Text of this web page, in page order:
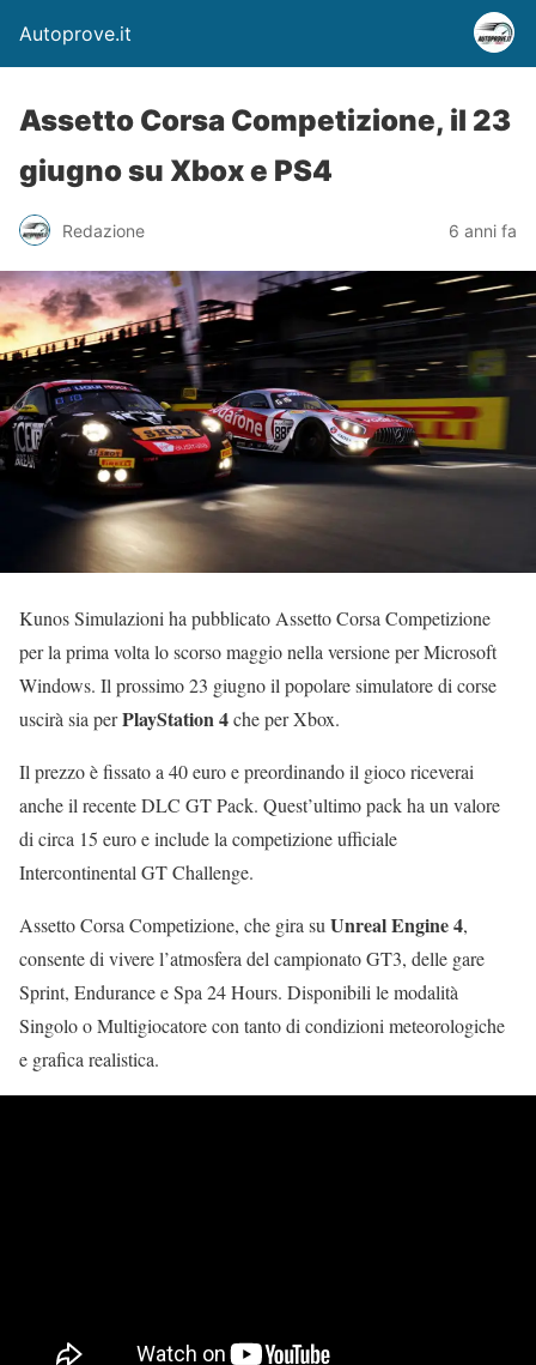
Autoprove.it
Assetto Corsa Competizione, il 23
giugno su Xbox e PS4
Redazione 6 anni fa
Kunos Simulazioni ha pubblicato Assetto Corsa Competizione
per la prima volta lo scorso maggio nella versione per Microsoft
Windows. Il prossimo 23 giugno il popolare simulatore di corse
uscirà sia perPlayStation 4che per Xbox.
Il prezzo è fissato a 40 euro e preordinando il gioco riceverai
anche il recente DLC GT Pack. Quest’ultimo pack ha un valore
di circa 15 euro e include la competizione ufficiale
Intercontinental GT Challenge.
Assetto Corsa Competizione, che gira suUnreal Engine 4,
consente di vivere l’atmosfera del campionato GT3, delle gare
Sprint, Endurance e Spa 24 Hours. Disponibili le modalità
Singolo o Multigiocatore con tanto di condizioni meteorologiche
e grafica realistica.